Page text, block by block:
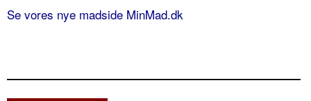
Se vores nye madside MinMad.dk